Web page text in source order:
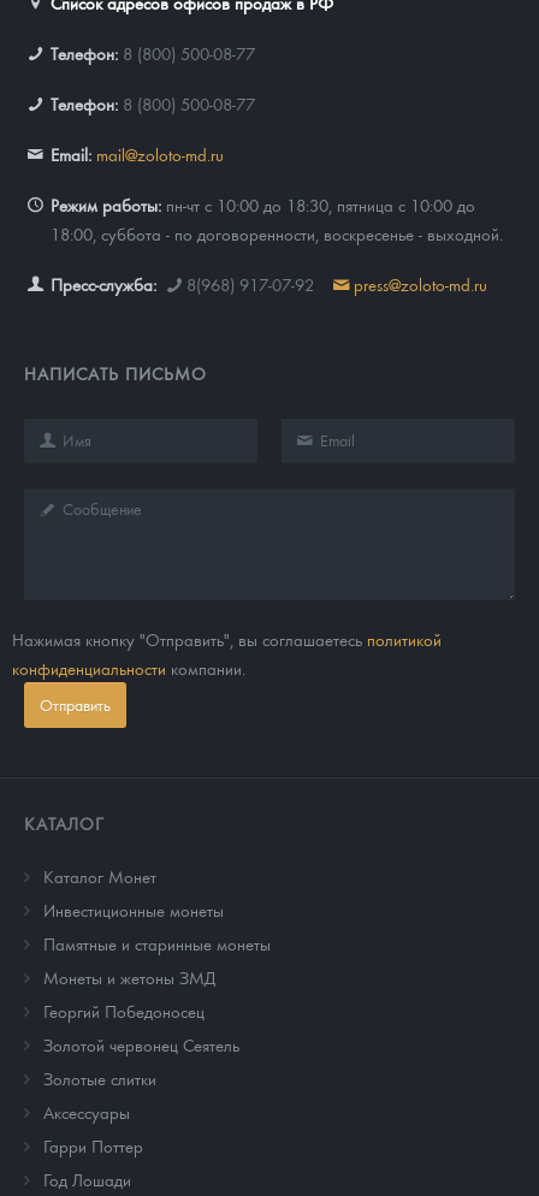
Телефон: 8 (800) 500-08-77
Телефон: 8 (800) 500-08-77
Email: mail@zoloto-md.ru
Режим работы: пн-чт с 10:00 до 18:30, пятница с 10:00 до
18:00, суббота - по договоренности, воскресенье - выходной.
Пресс-служба: 8(968) 917-07-92 press@zoloto-md.ru
НАПИСАТЬ ПИСЬМО
Нажимая кнопку "Отправить", вы соглашаетесь политикой
конфиденциальности компании.
Отправить
КАТАЛОГ
Каталог Монет
Инвестиционные монеты
Памятные и старинные монеты
Монеты и жетоны ЗМД
Георгий Победоносец
Золотой червонец Сеятель
Золотые слитки
Аксессуары
Гарри Поттер
Год Лошади